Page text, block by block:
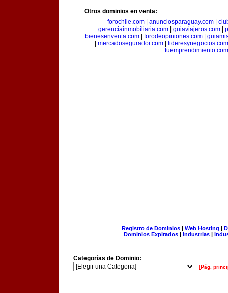
Otros dominios en venta:
forochile.com| anunciosparaguay.com|
gerenciainmobiliaria.com
guiaviajeros.com
bienesenventa.com
forodeopiniones.com
mercadosegurador.com
lideresynegocios.com
tuemprendimiento.com
Registro de Dominios| Web Hosting |
Dominios Expirados | Industrias |
Categorías de Dominio:
[Pág.